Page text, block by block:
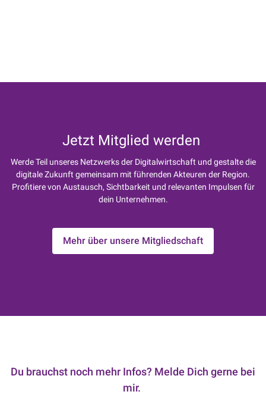
Jetzt Mitglied werden
Werde Teil unseres Netzwerks der Digitalwirtschaft und gestalte die
digitale Zukunft gemeinsam mit führenden Akteuren der Region.
Profitiere von Austausch, Sichtbarkeit und relevanten Impulsen für
dein Unternehmen.
Mehr über unsere Mitgliedschaft
Du brauchst noch mehr Infos? Melde Dich gerne bei
mir.